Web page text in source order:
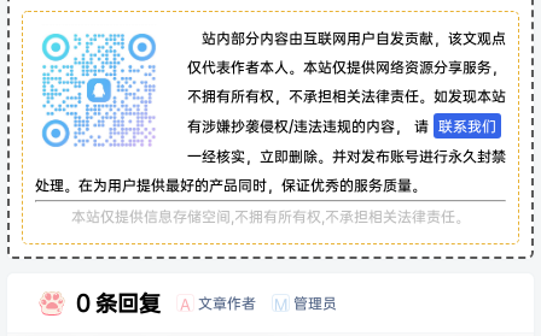
站内部分内容由互联网用户自发贡献，该文观点
仅代表作者本人。本站仅提供网络资源分享服务，
不拥有所有权，不承担相关法律责任。如发现本站
有涉嫌抄袭侵权/违法违规的内容， 请 联系我们
一经核实，立即删除。并对发布账号进行永久封禁
处理。在为用户提供最好的产品同时，保证优秀的服务质量。
本站仅提供信息存储空间,不拥有所有权,不承担相关法律责任。
0 条回复 A 文章作者 M 管理员